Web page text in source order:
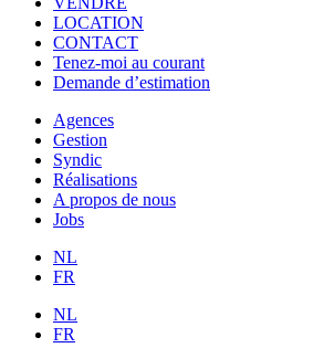
LOCATION
CONTACT
Tenez-moi au courant
Demande d’estimation
Agences
Gestion
Syndic
Réalisations
A propos de nous
Jobs
NL
FR
NL
FR